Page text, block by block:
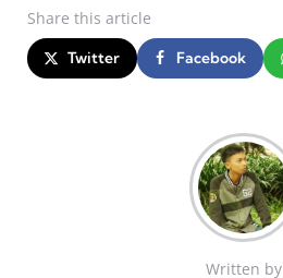
Share this article
Twitter Facebook
Written by